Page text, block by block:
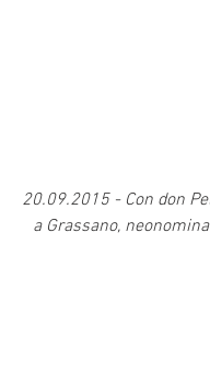
20.09.2015 - Con don
a Grassano,